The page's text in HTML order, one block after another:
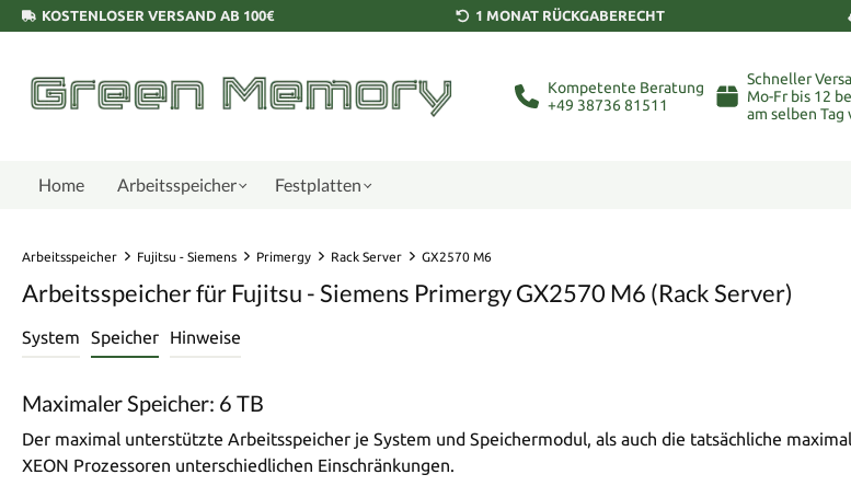
KOSTENLOSER VERSAND AB 100€ 1 MONAT RÜCKGABERECHT
Kompetente Beratung
+49 38736 81511
Schneller
Mo-Fr bis 12
am selben Tag
Home Arbeitsspeicher Festplatten
Arbeitsspeicher Fujitsu - Siemens Primergy Rack Server GX2570 M6
Arbeitsspeicher für Fujitsu - Siemens Primergy GX2570 M6 (Rack Server)
System Speicher Hinweise
Maximaler Speicher: 6 TB
Der maximal unterstützte Arbeitsspeicher je System und Speichermodul, als auch die tatsächliche
XEON Prozessoren unterschiedlichen Einschränkungen.